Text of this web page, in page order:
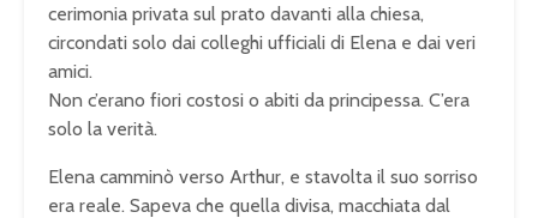
cerimonia privata sul prato davanti alla chiesa,
circondati solo dai colleghi ufficiali di Elena e dai veri
amici.
Non c’erano fiori costosi o abiti da principessa. C’era
solo la verità.
Elena camminò verso Arthur, e stavolta il suo sorriso
era reale. Sapeva che quella divisa, macchiata dal